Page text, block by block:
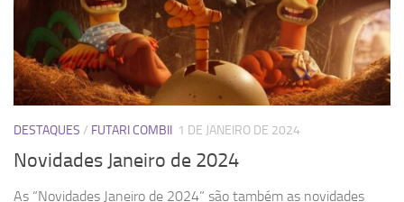
DESTAQUES / FUTARI COMBII 1 DE JANEIRO DE 2024
Novidades Janeiro de 2024
As “Novidades Janeiro de 2024” são também as novidades